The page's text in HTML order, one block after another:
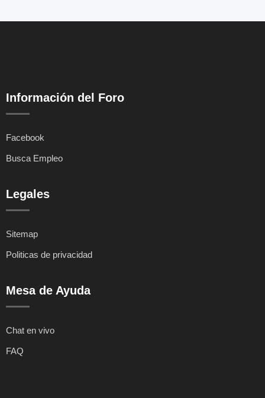
Información del Foro
Facebook
Busca Empleo
Legales
Sitemap
Politicas de privacidad
Mesa de Ayuda
Chat en vivo
FAQ